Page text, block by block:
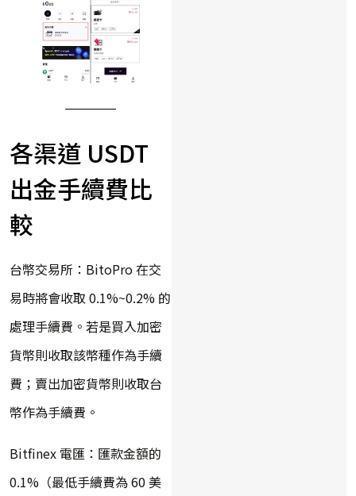
各渠道 USDT
出金手續費比
較
台幣交易所：BitoPro 在交
易時將會收取 0.1%~0.2% 的
處理手續費。若是買入加密
貨幣則收取該幣種作為手續
費；賣出加密貨幣則收取台
幣作為手續費。
Bitfinex 電匯：匯款金額的
0.1%（最低手續費為 60 美